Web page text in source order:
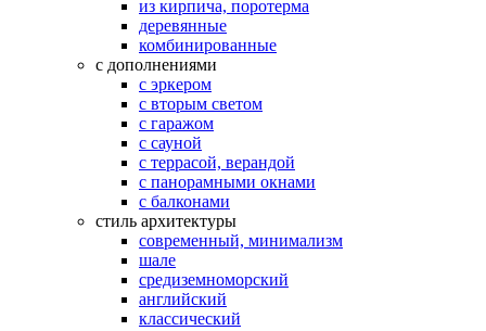
из кирпича, поротерма
деревянные
комбинированные
с дополнениями
с эркером
с вторым светом
с гаражом
с сауной
с террасой, верандой
с панорамными окнами
с балконами
стиль архитектуры
современный, минимализм
шале
средиземноморский
английский
классический